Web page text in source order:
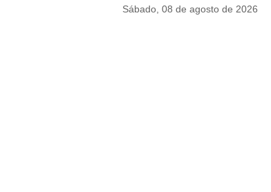
Sábado, 08 de agosto de 2026